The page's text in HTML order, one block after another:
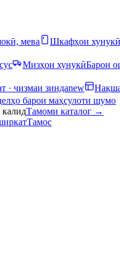
мева Шкафҳои хунукӣ
Мизҳои хунукӣБарои
· чизмаи зиндаnew
барои маҳсулоти шумо
калидТамоми каталог →
Тамос